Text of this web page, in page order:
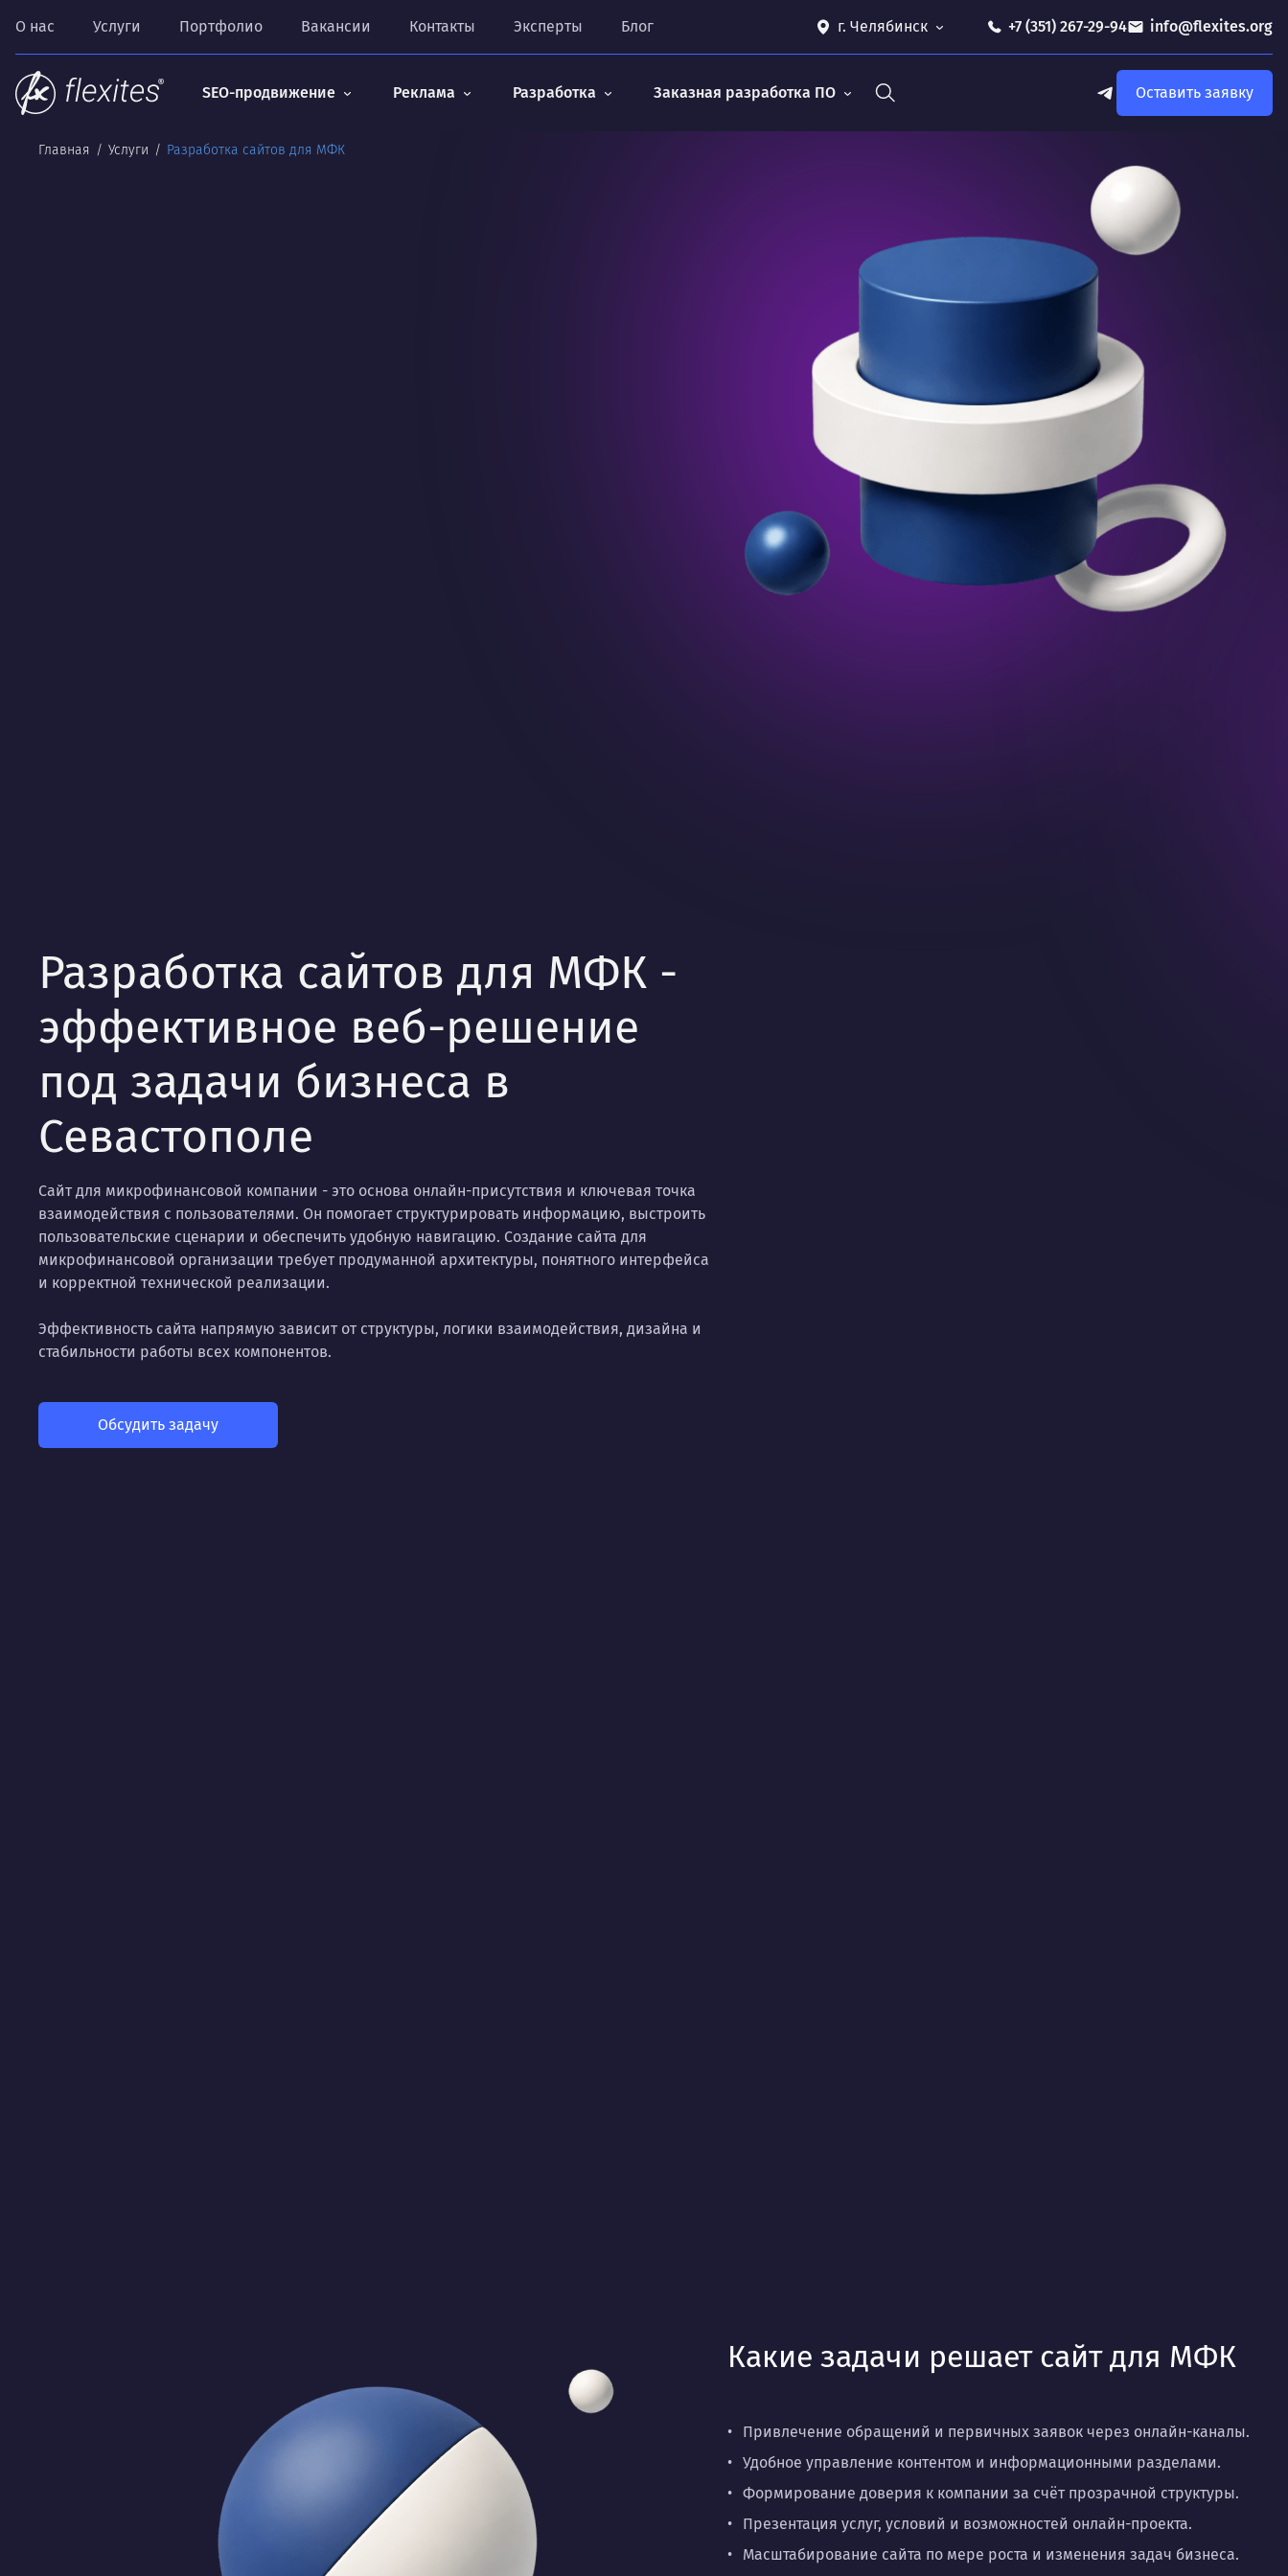
О нас Услуги Портфолио Вакансии Контакты Эксперты Блог г. Челябинск +7 (351) 267-29-94 info@flexites.org
SEO-продвижение Реклама Разработка Заказная разработка ПО Оставить заявку
Главная Услуги Разработка сайтов для МФК
Разработка сайтов для МФК -
эффективное веб-решение
под задачи бизнеса в
Севастополе
Сайт для микрофинансовой компании - это основа онлайн-присутствия и ключевая точка
взаимодействия с пользователями. Он помогает структурировать информацию, выстроить
пользовательские сценарии и обеспечить удобную навигацию. Создание сайта для
микрофинансовой организации требует продуманной архитектуры, понятного интерфейса
и корректной технической реализации.
Эффективность сайта напрямую зависит от структуры, логики взаимодействия, дизайна и
стабильности работы всех компонентов.
Обсудить задачу
Какие задачи решает сайт для МФК
Привлечение обращений и первичных заявок через онлайн-каналы.
Удобное управление контентом и информационными разделами.
Формирование доверия к компании за счёт прозрачной структуры.
Презентация услуг, условий и возможностей онлайн-проекта.
Масштабирование сайта по мере роста и изменения задач бизнеса.